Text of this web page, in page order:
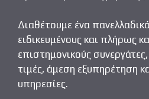
Διαθέτουμε ένα
ειδικευμένους και πλήρως
επιστημονικούς
τιμές, άμεση εξυπηρέτηση
υπηρεσίες.